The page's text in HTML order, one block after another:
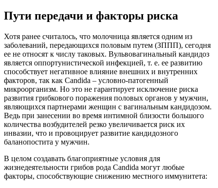
Пути передачи и факторы риска
Хотя ранее считалось, что молочница является одним из
заболеваний, передающихся половым путем (ЗППП), сегодня
ее не относят к числу таковых. Вульвовагинальный кандидоз
является оппортунистической инфекцией, т. е. ее развитию
способствует негативное влияние внешних и внутренних
факторов, так как Candida – условно-патогенный
микроорганизм. Но это не гарантирует исключение риска
развития грибкового поражения половых органов у мужчин,
являющихся партнерами женщин с вагинальным кандидозом.
Ведь при занесении во время интимной близости большого
количества возбудителей резко увеличивается риск их
инвазии, что и провоцирует развитие кандидозного
баланопостита у мужчин.
В целом создавать благоприятные условия для
жизнедеятельности грибов рода Candida могут любые
факторы, способствующие снижению местного иммунитета: